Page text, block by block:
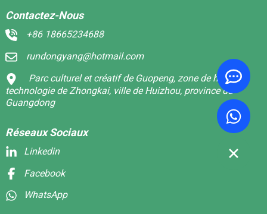
Contactez-Nous
+86 18665234688
rundongyang@hotmail.com
Parc culturel et créatif de Guopeng, zone de haute
technologie de Zhongkai, ville de Huizhou, province du
Guangdong
Réseaux Sociaux
Linkedin
Facebook
WhatsApp